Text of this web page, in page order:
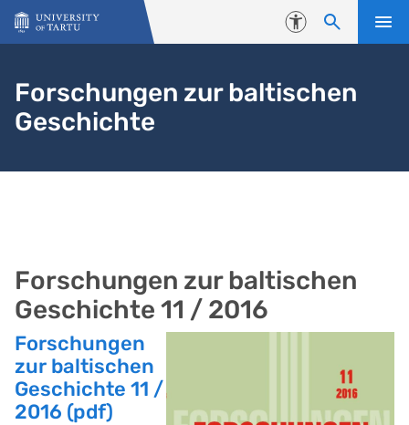
Skip to content
Accessibility
Forschungen zur baltischen
Geschichte
Forschungen zur baltischen
Geschichte 11 / 2016
Forschungen
zur baltischen
Geschichte 11 /
2016 (pdf)